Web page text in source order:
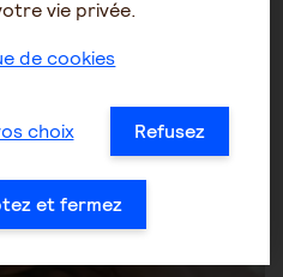
Les soins
vie privée.
de cookies
choix Refusez
et fermez